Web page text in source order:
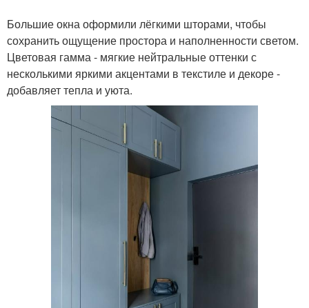
Большие окна оформили лёгкими шторами, чтобы
сохранить ощущение простора и наполненности светом.
Цветовая гамма - мягкие нейтральные оттенки с
несколькими яркими акцентами в текстиле и декоре -
добавляет тепла и уюта.